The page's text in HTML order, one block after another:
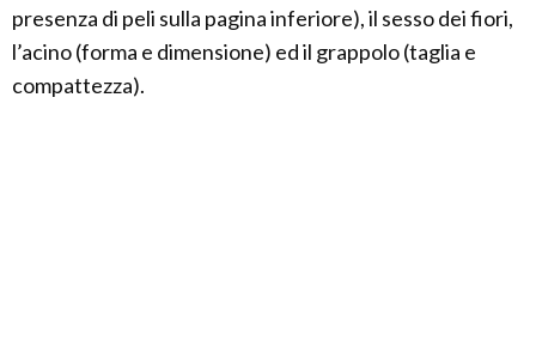
presenza di peli sulla pagina inferiore), il sesso dei fiori,
l’acino (forma e dimensione) ed il grappolo (taglia e
compattezza).